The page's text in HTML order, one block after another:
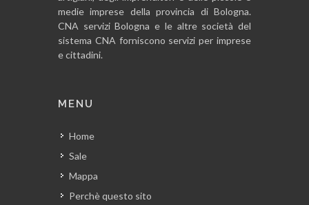
medie imprese della provincia di Bologna.
CNA servizi Bologna e le altre società del
sistema CNA forniscono servizi per imprese
e cittadini.
MENU
Home
Sale
Mappa
Perchè questo sito